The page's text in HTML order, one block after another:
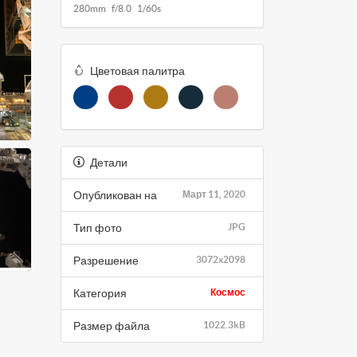
280mm f/8.0 1/60s
Цветовая палитра
Детали
Март 11, 2020
Опубликован на
JPG
Тип фото
3072x2098
Разрешение
Космос
Категория
1022.3kB
Размер файла